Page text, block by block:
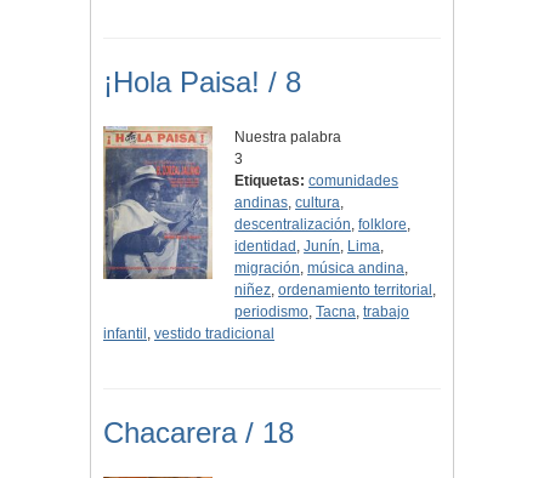
¡Hola Paisa! / 8
Nuestra palabra
3
Etiquetas: comunidades
andinas,cultura,
descentralización,folklore,
identidad ,Junín, Lima,
migración,música andina,
niñez,ordenamiento territorial ,
periodismo,Tacna,trabajo
infantil , vestido tradicional
Chacarera / 18